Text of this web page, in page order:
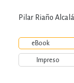
Pilar Riaño Alcalá
eBook
Impreso